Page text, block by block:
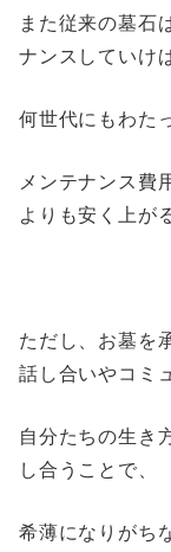
また従来の墓石
ナンスしていけば
何世代にもわた
メンテナンス費
よりも安く上が
ただし、お墓を
話し合いやコミ
自分たちの生き
し合うことで、
希薄になりがち